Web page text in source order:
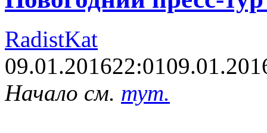
RadistKat
09.01.201622:01
Начало см. тут.